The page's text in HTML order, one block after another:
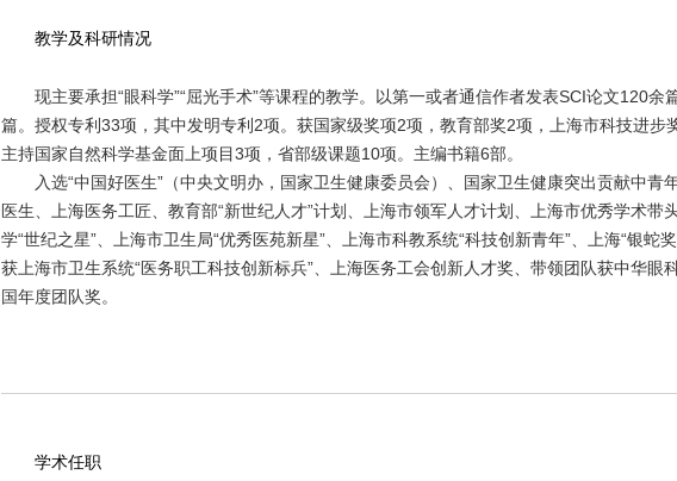
教学及科研情况
现主要承担“眼科学”“屈光手术”等课程的教学。以第一或者通信作者发表SCI论文120余
篇。授权专利33项，其中发明专利2项。获国家级奖项2项，教育部奖2项，上海市科技进步
主持国家自然科学基金面上项目3项，省部级课题10项。主编书籍6部。
入选“中国好医生”（中央文明办，国家卫生健康委员会）、国家卫生健康突出贡献中青
医生、上海医务工匠、教育部“新世纪人才”计划、上海市领军人才计划、上海市优秀学术带
学“世纪之星”、上海市卫生局“优秀医苑新星”、上海市科教系统“科技创新青年”、上海“银蛇
获上海市卫生系统“医务职工科技创新标兵”、上海医务工会创新人才奖、带领团队获中华眼
国年度团队奖。
学术任职